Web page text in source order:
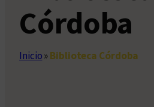
Córdoba
Inicio»Biblioteca Córdoba